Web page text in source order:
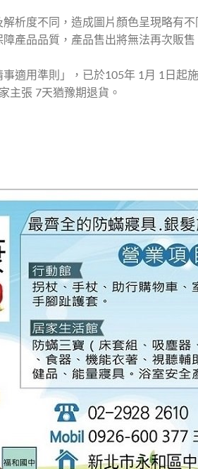
析度不同，造成圖片顏色呈現略有不
產品品質，產品售出將無法再次販
適用準則」，已於105年 1月 1日起
主張 7天猶豫期退貨。